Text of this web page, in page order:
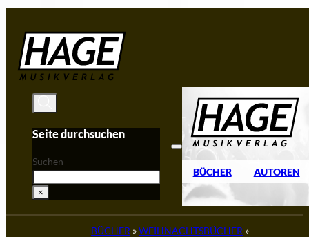
Seite durchsuchen
Suchen
×
BÜCHER AUTOREN
BÜCHER »WEIHNACHTSBÜCHER »